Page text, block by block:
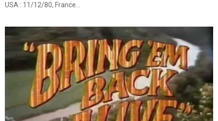
USA : 11/12/80, France...